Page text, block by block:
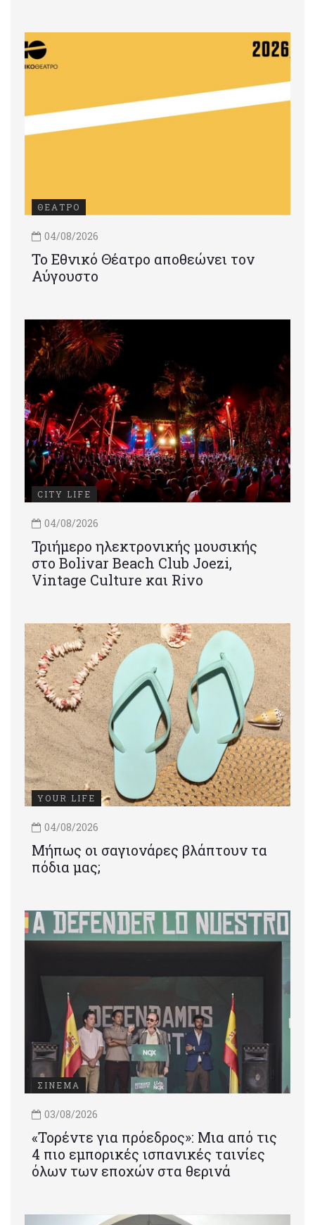
ΘΕΑΤΡΟ
04/08/2026
Το Εθνικό Θέατρο αποθεώνει τον
Αύγουστο
CITY LIFE
04/08/2026
Τριήμερο ηλεκτρονικής μουσικής
στο Bolivar Beach Club Joezi,
Vintage Culture και Rivo
YOUR LIFE
04/08/2026
Μήπως οι σαγιονάρες βλάπτουν τα
πόδια μας;
ΣΙΝΕΜΑ
03/08/2026
«Τορέντε για πρόεδρος»: Mια από τις
4 πιο εμπορικές ισπανικές ταινίες
όλων των εποχών στα θερινά